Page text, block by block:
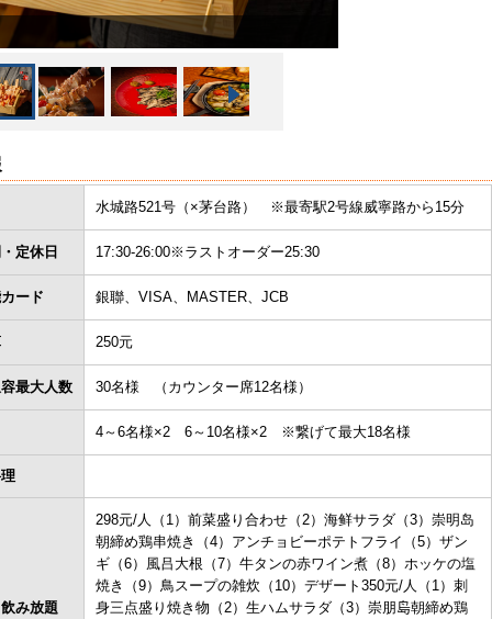
水城路521号（×茅台路） ※最寄駅2号線威寧路から15分
定休日 17:30-26:00※ラストオーダー25:30
ード 銀聯、VISA、MASTER、JCB
250元
最大人数 30名様 （カウンター席12名様）
4～6名様×2 6～10名様×2 ※繋げて最大18名様
み放題
298元/人（1）前菜盛り合わせ（2）海鲜サラダ（3）崇明岛
朝締め鶏串焼き（4）アンチョビーポテトフライ（5）ザン
ギ（6）風吕大根（7）牛タンの赤ワイン煮（8）ホッケの塩
焼き（9）鳥スープの雑炊（10）デザート350元/人（1）刺
身三点盛り焼き物（2）生ハムサラダ（3）崇朋𡷊朝締め鶏